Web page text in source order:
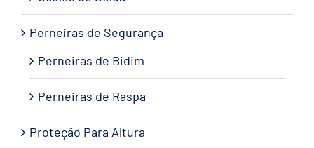
Perneiras de Segurança
Perneiras de Bidim
Perneiras de Raspa
Proteção Para Altura